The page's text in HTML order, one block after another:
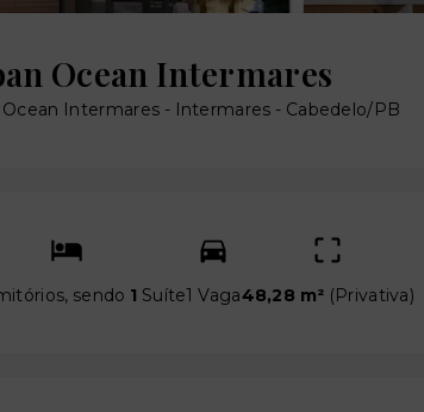
Ocean Intermares
Ocean Intermares - Intermares - Cabedelo/PB
sendo 1 Suíte1 Vaga48,28 m² (Privativa)